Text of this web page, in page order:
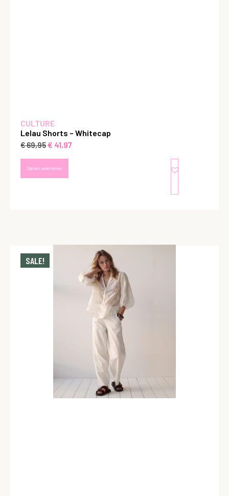
CULTURE
Lelau Shorts – Whitecap
€69,95€ 41,97
Opties selecteren
SALE!